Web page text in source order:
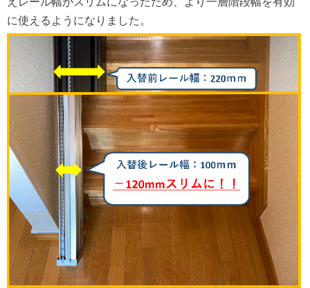
に使えるようになりました。